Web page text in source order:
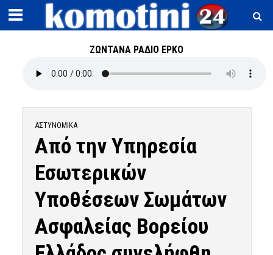
ΖΩΝΤΑΝΑ ΡΑΔΙΟ ΕΡΚΟ
ΑΣΤΥΝΟΜΙΚΆ
Από την Υπηρεσία
Εσωτερικών
Υποθέσεων Σωμάτων
Ασφαλείας Βορείου